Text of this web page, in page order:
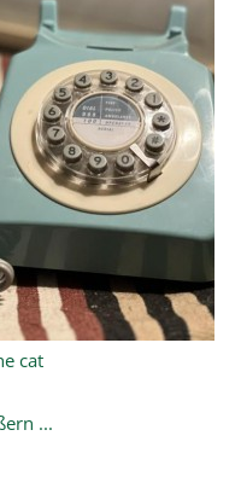
cat
...